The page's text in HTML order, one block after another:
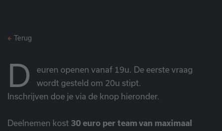
Terug
D
euren openen vanaf 19u. De eerste vraag
wordt gesteld om 20u stipt.
Inschrijven doe je via de knop hieronder.
Deelnemen kost 30 euro per team van maximaal